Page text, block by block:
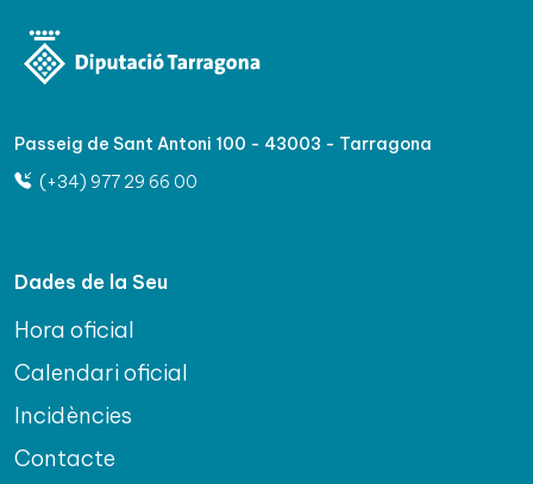
Passeig de Sant Antoni 100 - 43003 - Tarragona
(+34) 977 29 66 00
Dades de la Seu
Hora oficial
Calendari oficial
Incidències
Contacte